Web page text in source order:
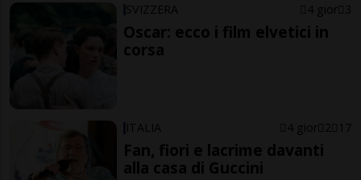
SVIZZERA 4 gior 3
Oscar: ecco i film elvetici in
corsa
ITALIA 4 gior 2 17
Fan, fiori e lacrime davanti
alla casa di Guccini